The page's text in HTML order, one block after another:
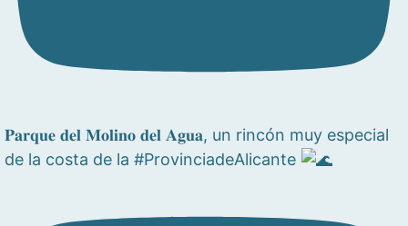
𝐏𝐚𝐫𝐪𝐮𝐞 𝐝𝐞𝐥 𝐌𝐨𝐥𝐢𝐧𝐨 𝐝𝐞𝐥 𝐀𝐠𝐮𝐚, un rincón muy especial
de la costa de la #ProvinciadeAlicante